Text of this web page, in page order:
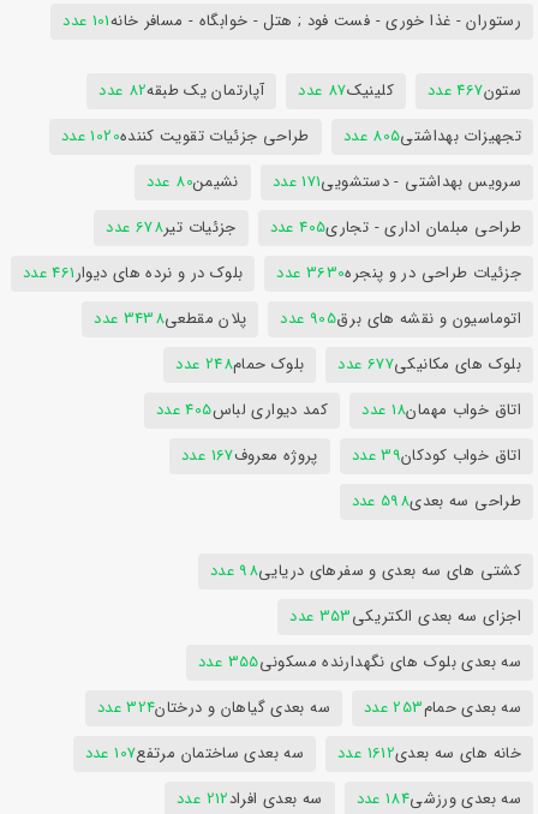
رستوران - غذا خوری - فست فود ; هتل - خوابگاه - مسافر خانه101 عدد
ستون467 عدد کلینیک87 عدد آپارتمان یک طبقه82 عدد
تجهیزات بهداشتی805 عدد طراحی جزئیات تقویت کننده1020 عدد
سرویس بهداشتی - دستشویی171 عدد نشیمن80 عدد
طراحی مبلمان اداری - تجاری405 عدد جزئیات تیر678 عدد
جزئیات طراحی در و پنجره3630 عدد بلوک در و نرده های دیوار461 عدد
اتوماسیون و نقشه های برق905 عدد پلان مقطعی3438 عدد
بلوک های مکانیکی677 عدد بلوک حمام248 عدد
اتاق خواب مهمان18 عدد کمد دیواری لباس405 عدد
اتاق خواب کودکان39 عدد پروژه معروف167 عدد
طراحی سه بعدی598 عدد
کشتی های سه بعدی و سفرهای دریایی98 عدد
اجزای سه بعدی الکتریکی353 عدد
سه بعدی بلوک های نگهدارنده مسکونی355 عدد
سه بعدی حمام253 عدد سه بعدی گیاهان و درختان324 عدد
خانه های سه بعدی1612 عدد سه بعدی ساختمان مرتفع107 عدد
سه بعدی ورزشی184 عدد سه بعدی افراد212 عدد